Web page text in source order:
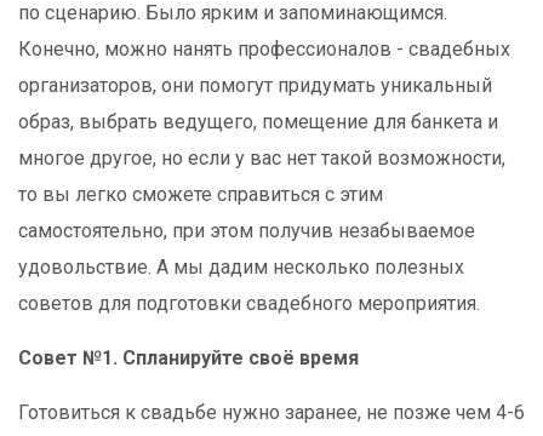
по сценарию. Было ярким и запоминающимся.
Конечно, можно нанять профессионалов - свадебных
организаторов, они помогут придумать уникальный
образ, выбрать ведущего, помещение для банкета и
многое другое, но если у вас нет такой возможности,
то вы легко сможете справиться с этим
самостоятельно, при этом получив незабываемое
удовольствие. А мы дадим несколько полезных
советов для подготовки свадебного мероприятия.
Совет №1. Спланируйте своё время
Готовиться к свадьбе нужно заранее, не позже чем 4-6